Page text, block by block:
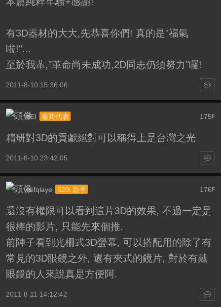
有3D器材的大大,先恭喜你們! 真的是"福氣
啦!"...
至於我輩,"革命尚未成功,2D同志仍須努力"囉!
2011-8-10 15:36:06
175F
WEI 廠商代表
精研對3D的貢獻絕對可以稱得上是台灣之光
2011-8-10 23:42:05
176F
vlsifqlaye 320i 新手
還沒有權限可以看到這片3D的效果, 不過一定是
很棒的影片, 只能先來個推.
前陣子看到光柵式3D螢幕, 可以搭配用的除了有
常見的3D眼鏡之外, 還有夾式的鏡片, 對於有戴
眼鏡的人來說真是方便阿.
2011-8-11 14:12:42